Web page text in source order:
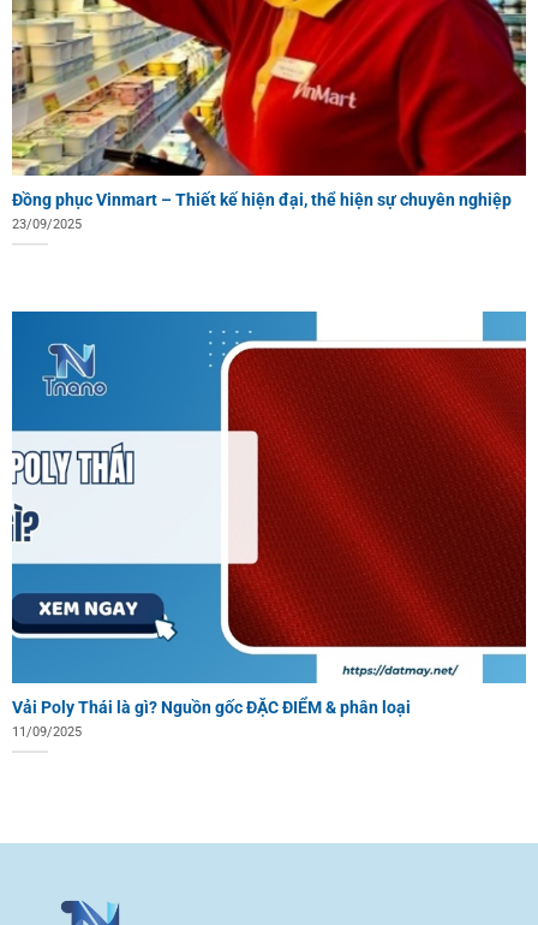
Đồng phục Vinmart – Thiết kế hiện đại, thể hiện sự chuyên nghiệp
23/09/2025
Vải Poly Thái là gì? Nguồn gốc ĐẶC ĐIỂM & phân loại
11/09/2025